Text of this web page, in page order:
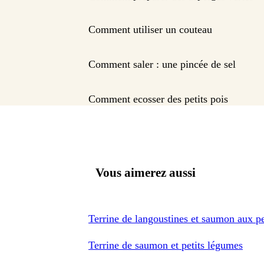
Comment utiliser un couteau
Comment saler : une pincée de sel
Comment ecosser des petits pois
Vous aimerez aussi
Terrine de langoustines et saumon aux
Terrine de saumon et petits légumes